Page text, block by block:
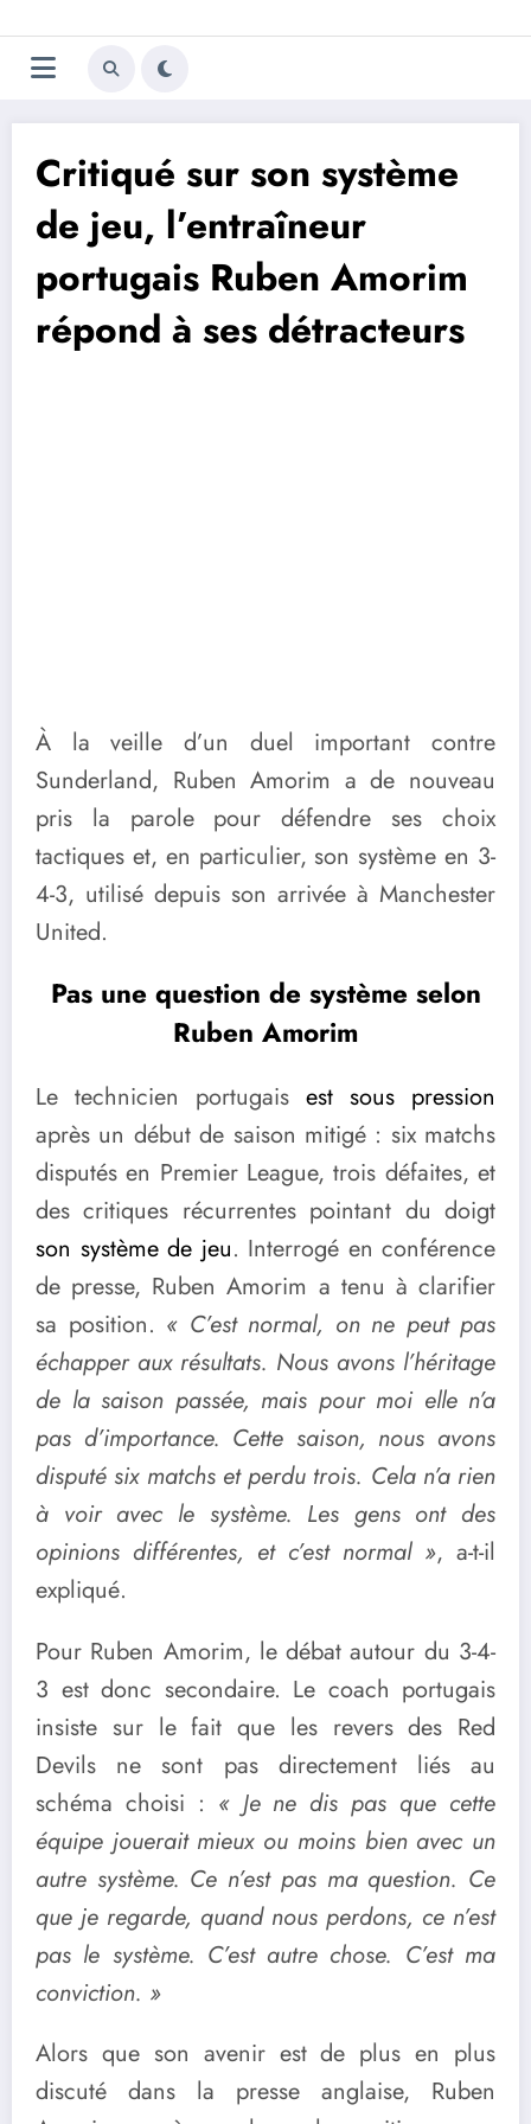
au
contenu
Trivela
L'actualité du football
Critiqué sur son système
de jeu, l’entraîneur
portugais Ruben Amorim
répond à ses détracteurs
À la veille d’un duel important contre
Sunderland, Ruben Amorim a de nouveau
pris la parole pour défendre ses choix
tactiques et, en particulier, son système en 3-
4-3, utilisé depuis son arrivée à Manchester
United.
Pas une question de système selon
Ruben Amorim
Le technicien portugais est sous pression
après un début de saison mitigé : six matchs
disputés en Premier League, trois défaites, et
des critiques récurrentes pointant du doigt
son système de jeu. Interrogé en conférence
de presse, Ruben Amorim a tenu à clarifier
sa position. « C’est normal, on ne peut pas
échapper aux résultats. Nous avons l’héritage
de la saison passée, mais pour moi elle n’a
pas d’importance. Cette saison, nous avons
disputé six matchs et perdu trois. Cela n’a rien
à voir avec le système. Les gens ont des
opinions différentes, et c’est normal », a-t-il
expliqué.
Pour Ruben Amorim, le débat autour du 3-4-
3 est donc secondaire. Le coach portugais
insiste sur le fait que les revers des Red
Devils ne sont pas directement liés au
schéma choisi : « Je ne dis pas que cette
équipe jouerait mieux ou moins bien avec un
autre système. Ce n’est pas ma question. Ce
que je regarde, quand nous perdons, ce n’est
pas le système. C’est autre chose. C’est ma
conviction. »
Alors que son avenir est de plus en plus
discuté dans la presse anglaise, Ruben